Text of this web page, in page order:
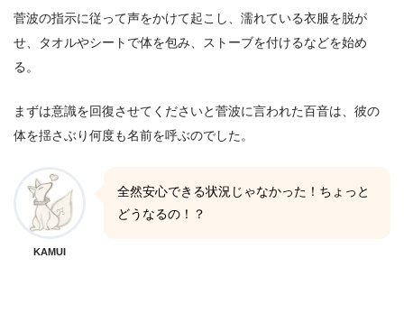
菅波の指示に従って声をかけて起こし、濡れている衣服を脱が
せ、タオルやシートで体を包み、ストーブを付けるなどを始め
る。
まずは意識を回復させてくださいと菅波に言われた百音は、彼の
体を揺さぶり何度も名前を呼ぶのでした。
KAMUI
全然安心できる状況じゃなかった！ちょっと
どうなるの！？